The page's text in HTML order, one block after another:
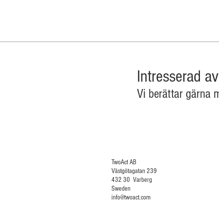
Intresserad
Vi berättar gärna
TwoAct
Västgötagatan 239
432 30 Varberg
Sweden
info@twoact.com